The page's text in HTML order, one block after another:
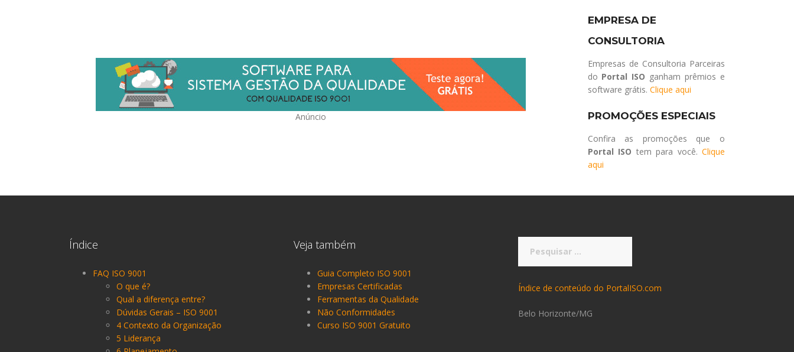
Anúncio
EMPRESA DE
CONSULTORIA
Empresas de Consultoria Parceiras
do Portal ISO ganham prêmios e
software grátis. Clique aqui
PROMOÇÕES ESPECIAIS
Confira as promoções que o
Portal ISO tem para você. Clique
aqui
Índice
FAQ ISO 9001
O que é?
Qual a diferença entre?
Dúvidas Gerais – ISO 9001
4 Contexto da Organização
5 Liderança
Veja também
Guia Completo ISO 9001
Empresas Certificadas
Ferramentas da Qualidade
Não Conformidades
Curso ISO 9001 Gratuito
por:
Índice de conteúdo do PortalISO.com
Belo Horizonte/MG